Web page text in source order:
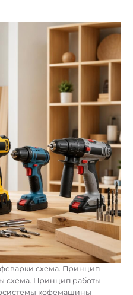
схема. Принцип
схема. Принцип работы
кофемашины